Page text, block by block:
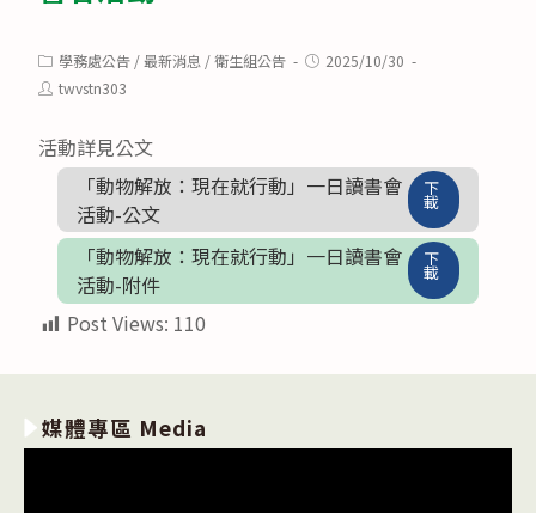
Post
category:
學務處公告 /最新消息 /衛生組公告
Post2025/10/30
Posttwvstn303
活動詳見公文
「動物解放：現在就行動」一日讀書會
活動-公文
下
載
「動物解放：現在就行動」一日讀書會
活動-附件
下
載
Post Views: 110
媒體專區 Media